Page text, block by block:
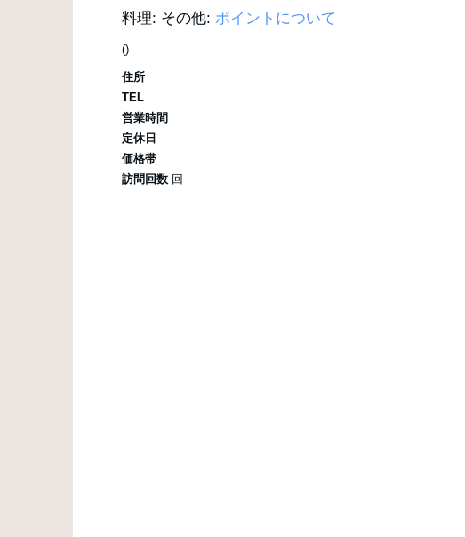
料理: その他: ポイントについて
()
住所
TEL
営業時間
定休日
価格帯
訪問回数 回